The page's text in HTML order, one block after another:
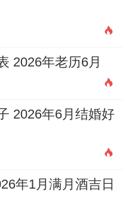
2026年老历6月
2026年6月结婚好
年1月满月酒吉日